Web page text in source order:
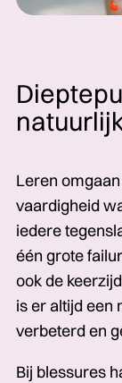
Leren
vaardigheid
iedere
één grote
ook de
is er altijd een
verbeterd en
Bij blessures